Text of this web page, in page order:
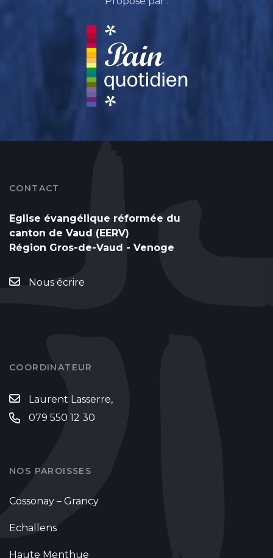
CONTACT
Eglise évangélique réformée du
canton de Vaud (EERV)
Région Gros-de-Vaud - Venoge
Nous écrire
COORDINATEUR
Laurent Lasserre,
079 550 12 30
NOS PAROISSES
Cossonay – Grancy
Echallens
Haute Menthue